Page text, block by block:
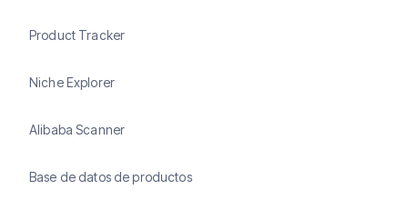
Product Tracker
Niche Explorer
Alibaba Scanner
Base de datos de productos